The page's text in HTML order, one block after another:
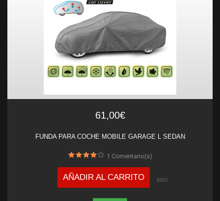
61,00€
FUNDA PARA COCHE MOBILE GARAGE L SEDAN
1 Comentario(s)
AÑADIR AL CARRITO MÁS